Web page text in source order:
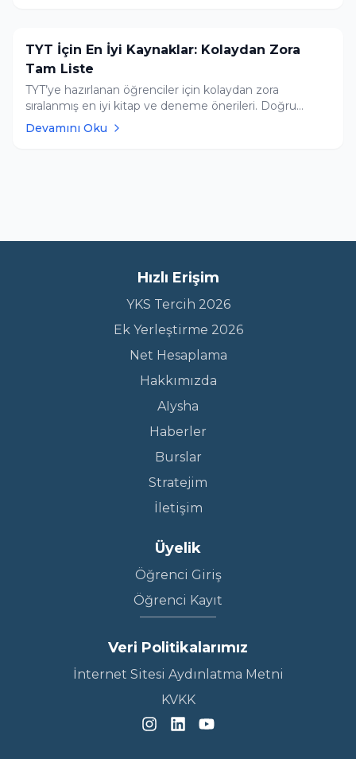
TYT İçin En İyi Kaynaklar: Kolaydan Zora
Tam Liste
TYT’ye hazırlanan öğrenciler için kolaydan zora
sıralanmış en iyi kitap ve deneme önerileri. Doğru
kaynak seçimi başarıyı doğrudan etkiliyor.
Devamını Oku
Hızlı Erişim
YKS Tercih 2026
Ek Yerleştirme 2026
Net Hesaplama
Hakkımızda
AIysha
Haberler
Burslar
Stratejim
İletişim
Üyelik
Öğrenci Giriş
Öğrenci Kayıt
Veri Politikalarımız
İnternet Sitesi Aydınlatma Metni
KVKK